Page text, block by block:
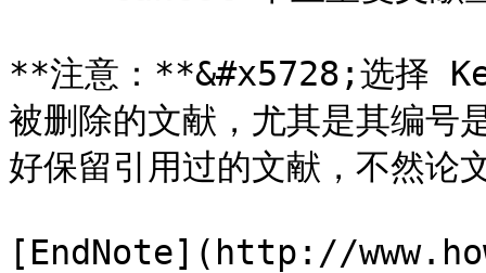
**注意：**&#x5728;选择
被删除的文献，尤其是其编号
好保留引用过的文献，不然论
[EndNote](http://